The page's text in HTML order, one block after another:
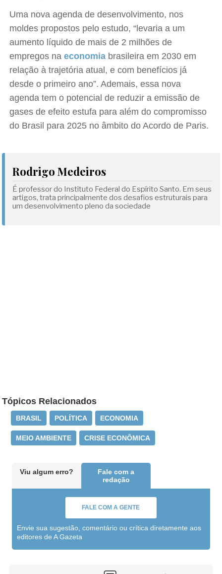
Uma nova agenda de desenvolvimento, nos
moldes propostos pelo estudo, “levaria a um
aumento líquido de mais de 2 milhões de
empregos naeconomia brasileira em 2030 em
relação à trajetória atual, e com benefícios já
desde o primeiro ano”. Ademais, essa nova
agenda tem o potencial de reduzir a emissão de
gases de efeito estufa para além do compromisso
do Brasil para 2025 no âmbito do Acordo de Paris.
Rodrigo Medeiros
É professor do Instituto Federal do Espírito Santo. Em seus
artigos, trata principalmente dos desafios estruturais para
um desenvolvimento pleno da sociedade
Tópicos Relacionados
BRASIL POLÍTICA ECONOMIA
MEIO AMBIENTE CRISE ECONÔMICA
Viu algum erro?
Fale com a
redação
FALE COM A GENTE
Envie sua sugestão, comentário ou crítica diretamente aos
editores de A Gazeta